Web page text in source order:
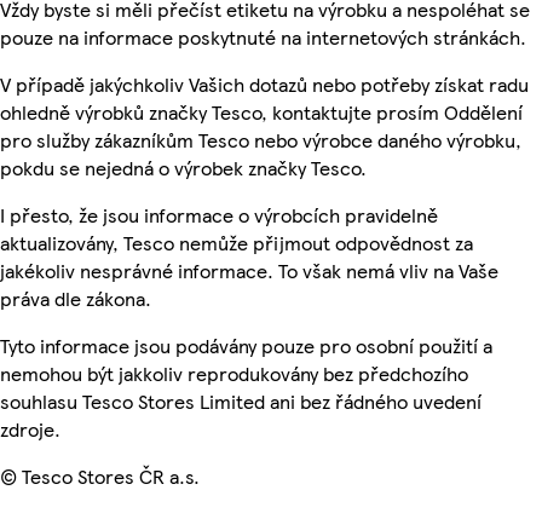
Vždy byste si měli přečíst etiketu na výrobku a nespoléhat se
pouze na informace poskytnuté na internetových stránkách.
V případě jakýchkoliv Vašich dotazů nebo potřeby získat radu
ohledně výrobků značky Tesco, kontaktujte prosím Oddělení
pro služby zákazníkům Tesco nebo výrobce daného výrobku,
pokdu se nejedná o výrobek značky Tesco.
I přesto, že jsou informace o výrobcích pravidelně
aktualizovány, Tesco nemůže přijmout odpovědnost za
jakékoliv nesprávné informace. To však nemá vliv na Vaše
práva dle zákona.
Tyto informace jsou podávány pouze pro osobní použití a
nemohou být jakkoliv reprodukovány bez předchozího
souhlasu Tesco Stores Limited ani bez řádného uvedení
zdroje.
© Tesco Stores ČR a.s.